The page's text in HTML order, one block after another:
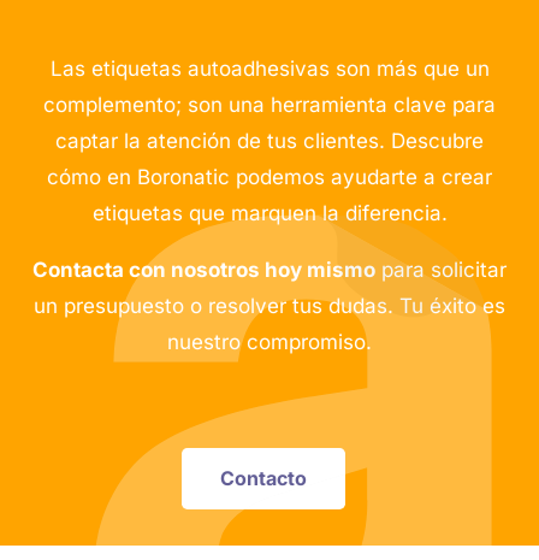
Las etiquetas autoadhesivas son más que un
complemento; son una herramienta clave para
captar la atención de tus clientes. Descubre
cómo en Boronatic podemos ayudarte a crear
etiquetas que marquen la diferencia.
Contacta con nosotros hoy mismo para solicitar
un presupuesto o resolver tus dudas. Tu éxito es
nuestro compromiso.
Contacto